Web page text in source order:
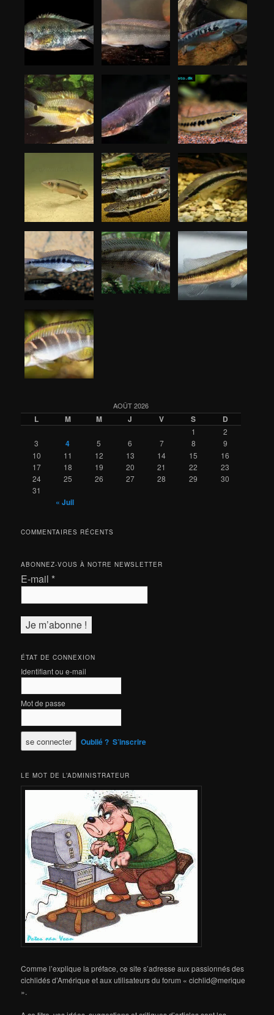
AOÛT 2026
L M M J V S D
1
2
3
4 5 6 7 8
9
10
11 12 13 14 15
16
17
18 19 20 21 22
23
24
25 26 27 28 29
30
31
« Juil
COMMENTAIRES RÉCENTS
ABONNEZ-VOUS À NOTRE NEWSLETTER
E-mail *
ÉTAT DE CONNEXION
Identifiant ou e-mail
Mot de passe
Oublié ? S’inscrire
LE MOT DE L’ADMINISTRATEUR
Comme l’explique la préface, ce site s’adresse aux passionnés des
cichlidés d’Amérique et aux utilisateurs du forum « cichlid@merique
».